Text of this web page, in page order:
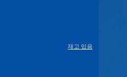
재고 있음